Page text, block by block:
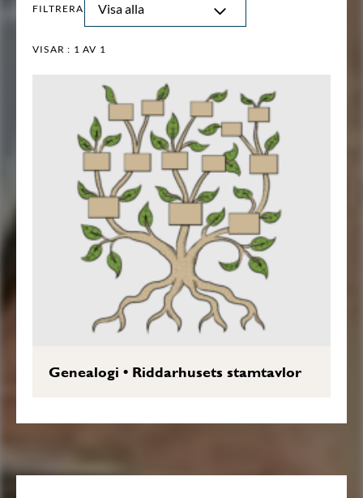
FILTRERA Visa alla
VISAR : 1 AV 1
Genealogi • Riddarhusets stamtavlor